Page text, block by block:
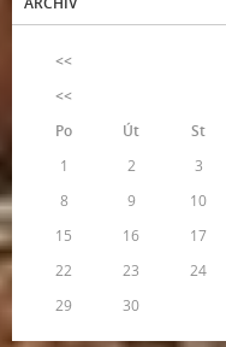
<<
<<
Po
Út St
1
2 3
8
9 10
15
16 17
22
23 24
29
30